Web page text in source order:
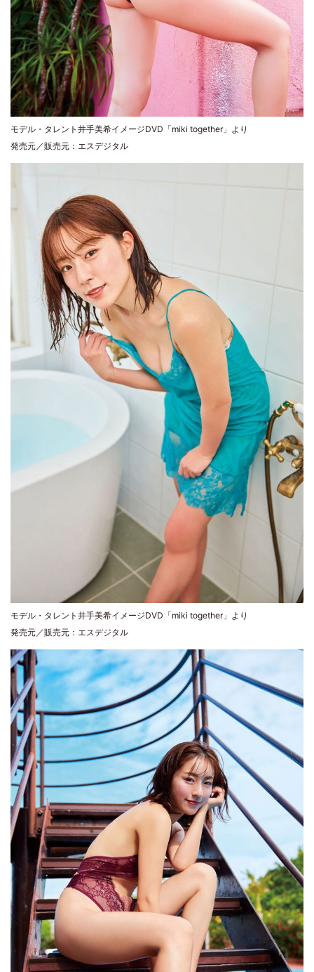
モデル・タレント井手美希イメージDVD「miki together」より
発売元／販売元：エスデジタル
モデル・タレント井手美希イメージDVD「miki together」より
発売元／販売元：エスデジタル